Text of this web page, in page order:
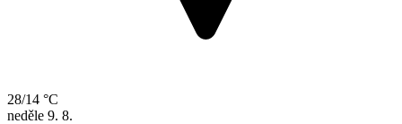
28/14 °C
neděle 9. 8.